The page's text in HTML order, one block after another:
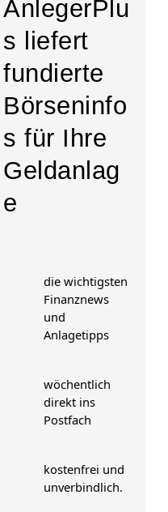
AnlegerPlu
s liefert
fundierte
Börseninfo
s für Ihre
Geldanlag
e
die wichtigsten
Finanznews
und
Anlagetipps
wöchentlich
direkt ins
Postfach
kostenfrei und
unverbindlich.